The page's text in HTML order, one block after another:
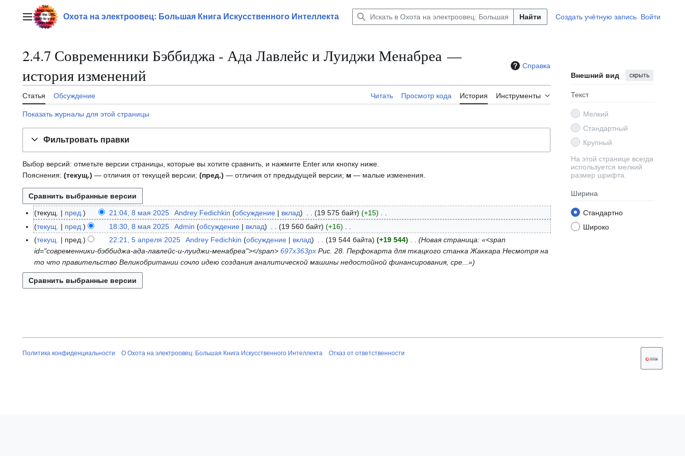
содержаниюГлавное менюОхота на электроовец: Большая Книга Искусственного Интеллекта Найти Создать учётную запись Войти
2.4.7 Современники Бэббиджа - Ада Лавлейс и Луиджи Менабреа —
история изменений
Справка
Статья Обсуждение Читать Просмотр кода История Инструменты
Внешний вид скрыть
Текст
Мелкий
Стандартный
Крупный
На этой странице всегда
используется мелкий
размер шрифта.
Ширина
Стандартно
Широко
Показать журналы для этой страницы
Фильтровать правки
Выбор версий: отметьте версии страницы, которые вы хотите сравнить, и нажмите Enter или кнопку ниже.
Пояснения: (текущ.) — отличия от текущей версии; (пред.) — отличия от предыдущей версии; м — малые изменения.
8
м
текущ. пред. 21:04, 8 мая 2025 Andrey Fedichkin обсуждение вклад 19 575 байт
+15
Н
е
т
и
с
я
р
текущ. пред. 18:30, 8 мая 2025 Admin обсуждение вклад 19 560 байт
+16
Н
е
т
о
п
и
5
р
5
текущ. пред. 22:21, 5 апреля 2025 Andrey Fedichkin обсуждение вклад 19 544 байта +19 544
Новая страница: «<span
id="современники-бэббиджа-ада-лавлейс-и-луиджи-менабреа"></span>697x363px Рис. 28. Перфокарта для ткацкого станка Жаккара Несмотря на
то что правительство Великобритании сочло идею создания аналитической машины недостойной финансирования, сре...»
Политика конфиденциальности О Охота на электроовец: Большая Книга Искусственного Интеллекта Отказ от ответственности